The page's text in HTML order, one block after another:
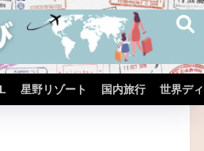
星野リゾート 国内旅行 世界デ